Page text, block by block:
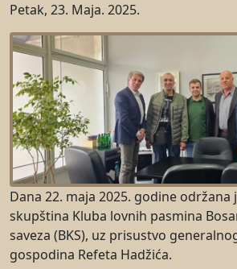
Petak, 23. Maja. 2025.
Dana 22. maja 2025. godine održana
skupština Kluba lovnih pasmina
saveza (BKS), uz prisustvo
gospodina Refeta Hadžića.